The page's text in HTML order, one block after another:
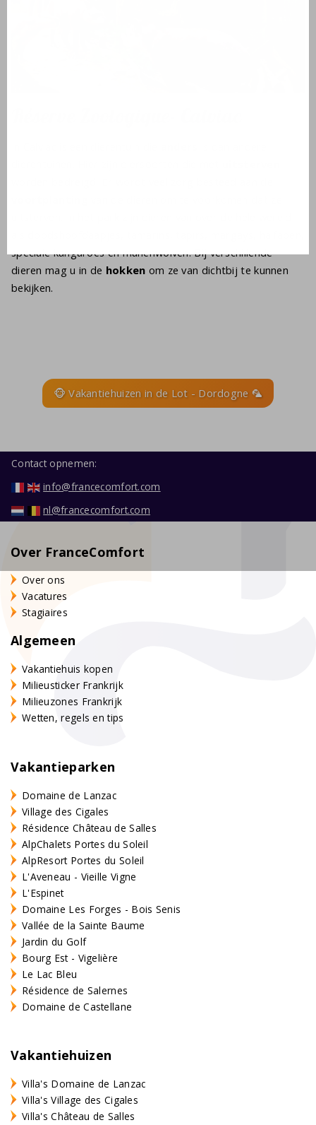
speciale kangaroes en manenwolven. Bij verschillende
dieren mag u in de hokken om ze van dichtbij te kunnen
bekijken.
🐵 Vakantiehuizen in de Lot - Dordogne 🦜
Contact opnemen:
info@francecomfort.com
nl@francecomfort.com
Over FranceComfort
Over ons
Vacatures
Stagiaires
Algemeen
Vakantiehuis kopen
Milieusticker Frankrijk
Milieuzones Frankrijk
Wetten, regels en tips
Vakantieparken
Domaine de Lanzac
Village des Cigales
Résidence Château de Salles
AlpChalets Portes du Soleil
AlpResort Portes du Soleil
L'Aveneau - Vieille Vigne
L'Espinet
Domaine Les Forges - Bois Senis
Vallée de la Sainte Baume
Jardin du Golf
Bourg Est - Vigelière
Le Lac Bleu
Résidence de Salernes
Domaine de Castellane
Vakantiehuizen
Villa's Domaine de Lanzac
Villa's Village des Cigales
Villa's Château de Salles